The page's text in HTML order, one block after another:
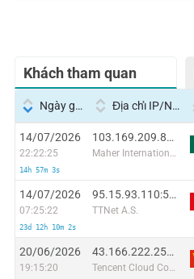
Khách tham quan
Ngày giờ Địa chỉ IP/Nhà cung cấp dịch vụ
14/07/2026
22:22:25
14h 57m 3s
103.169.209.82:44734
Maher International
14/07/2026
07:25:22
23d 12h 10m 2s
95.15.93.110:58560
TTNet A.S.
20/06/2026
19:15:20
43.166.222.250:60263
Tencent Cloud Computing (Beijing) Co